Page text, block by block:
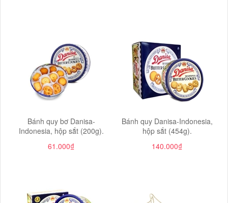
Bánh quy bơ Danisa-
Indonesia, hộp sắt (200g).
61.000₫
Bánh quy Danisa-Indonesia,
hộp sắt (454g).
140.000₫